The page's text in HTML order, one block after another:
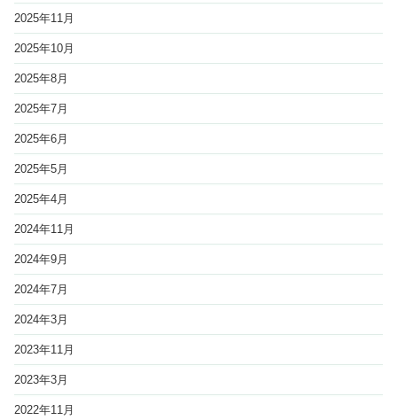
2025年11月
2025年10月
2025年8月
2025年7月
2025年6月
2025年5月
2025年4月
2024年11月
2024年9月
2024年7月
2024年3月
2023年11月
2023年3月
2022年11月